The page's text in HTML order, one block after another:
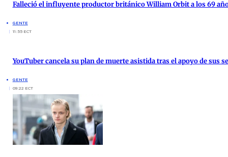
Falleció el influyente productor británico William Orbit a los 69
GENTE
11:55 ECT
YouTuber cancela su plan de muerte asistida tras el apoyo de sus
GENTE
09:22 ECT